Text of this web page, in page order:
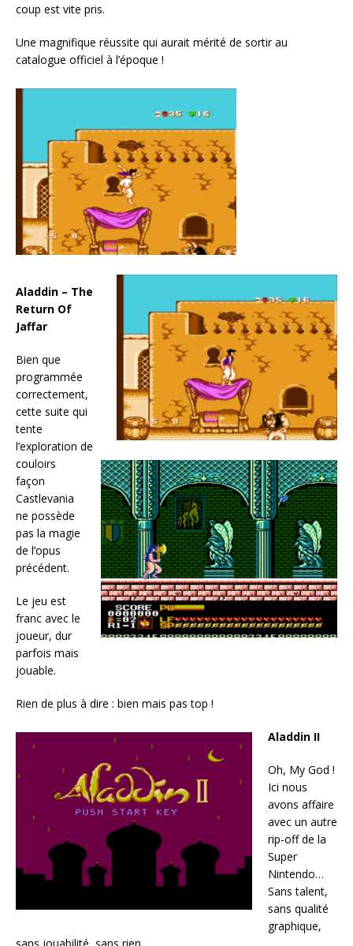
coup est vite pris.
Une magnifique réussite qui aurait mérité de sortir au
catalogue officiel à l’époque !
Aladdin – The
Return Of
Jaffar
Bien que
programmée
correctement,
cette suite qui
tente
l’exploration de
couloirs
façon
Castlevania
ne possède
pas la magie
de l’opus
précédent.
Le jeu est
franc avec le
joueur, dur
parfois mais
jouable.
Rien de plus à dire : bien mais pas top !
Aladdin II
Oh, My God !
Ici nous
avons affaire
avec un autre
rip-off de la
Super
Nintendo…
Sans talent,
sans qualité
graphique,